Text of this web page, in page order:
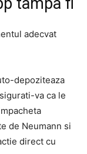
adecvat
depoziteaza
va ca le
de Neumann si
direct cu